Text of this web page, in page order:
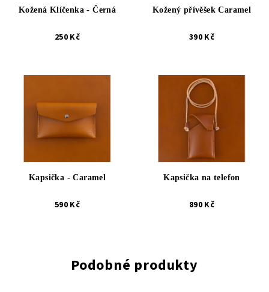
Kožená Klíčenka - Černá
250 Kč
Kožený přívěšek Caramel
390 Kč
Kapsička - Caramel
590 Kč
Kapsička na telefon
890 Kč
Podobné produkty